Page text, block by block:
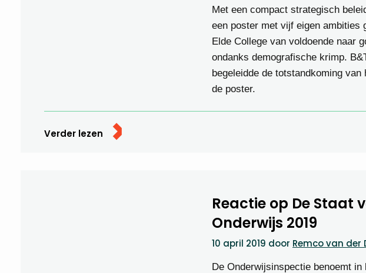
Met een compact strategisch
een poster met vijf eigen ambities
Elde College van voldoende naar
ondanks demografische krimp.
begeleidde de totstandkoming van
de poster.
Verder lezen
Reactie op De Staat
Onderwijs 2019
10 april 2019 door Remco van der
De Onderwijsinspectie benoemt in